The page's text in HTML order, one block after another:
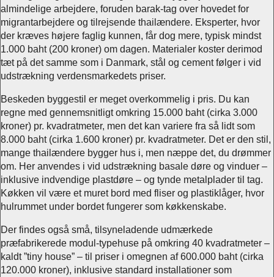
almindelige arbejdere, foruden barak-tag over hovedet for
migrantarbejdere og tilrejsende thailændere. Eksperter, hvor
der kræves højere faglig kunnen, får dog mere, typisk mindst
1.000 baht (200 kroner) om dagen. Materialer koster derimod
tæt på det samme som i Danmark, stål og cement følger i vid
udstrækning verdensmarkedets priser.
Beskeden byggestil er meget overkommelig i pris. Du kan
regne med gennemsnitligt omkring 15.000 baht (cirka 3.000
kroner) pr. kvadratmeter, men det kan variere fra så lidt som
8.000 baht (cirka 1.600 kroner) pr. kvadratmeter. Det er den stil,
mange thailændere bygger hus i, men næppe det, du drømmer
om. Her anvendes i vid udstrækning basale døre og vinduer –
inklusive indvendige plastdøre – og tynde metalplader til tag.
Køkken vil være et muret bord med fliser og plastiklåger, hvor
hulrummet under bordet fungerer som køkkenskabe.
Der findes også små, tilsyneladende udmærkede
præfabrikerede modul-typehuse på omkring 40 kvadratmeter –
kaldt ”tiny house” – til priser i omegnen af 600.000 baht (cirka
120.000 kroner), inklusive standard installationer som